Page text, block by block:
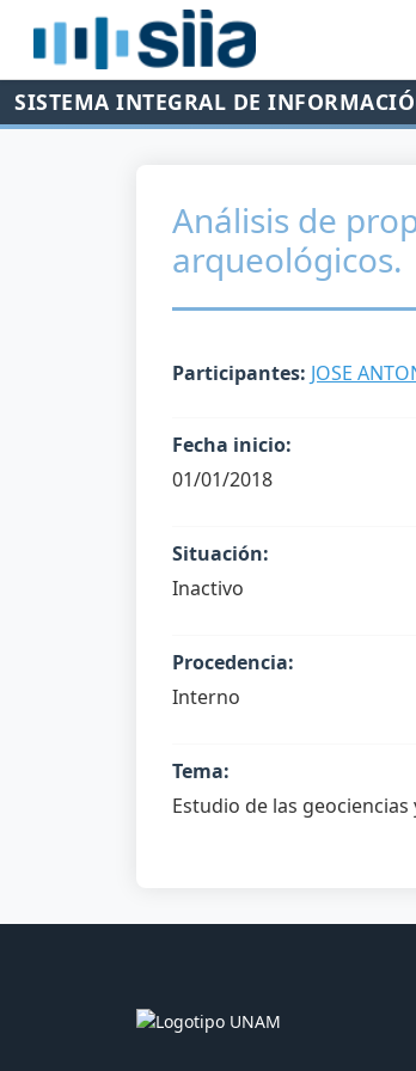
SISTEMA INTEGRAL DE
Análisis de
arqueológicos.
Participantes: JOSE
Fecha inicio:
01/01/2018
Situación:
Inactivo
Procedencia:
Interno
Tema:
Estudio de las geociencias